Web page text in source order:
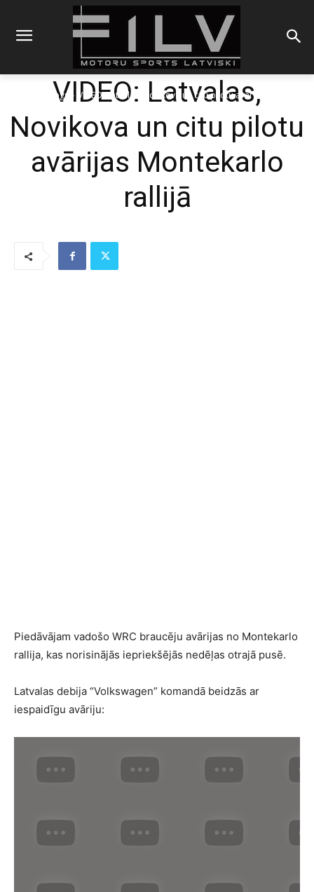
Blogs
VIDEO: Latvalas, Novikova un citu pilotu avārijas Montekarlo
VIDEO: Latvalas,
Novikova un citu pilotu
avārijas Montekarlo
rallijā
Piedāvājam vadošo WRC braucēju avārijas no Montekarlo
rallija, kas norisinājās iepriekšējās nedēļas otrajā pusē.
Latvalas debija “Volkswagen” komandā beidzās ar
iespaidīgu avāriju: